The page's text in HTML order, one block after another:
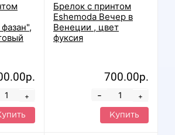
+
Брелок с принтом
Eshemoda Вечер в
Венеции , цвет
фуксия
700.00р.
+
-
Купить